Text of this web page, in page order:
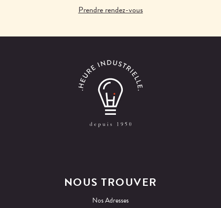
Prendre rendez-vous
NOUS TROUVER
Nos Adresses